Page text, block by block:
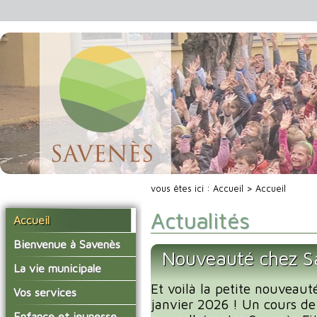
Accueil
Bienvenue à Savenès
Situer Savenès
Savenès en chiffre
L'histoire du village
La vie municipale
Vos élus
Les compte-rendus du
Vos services
La mairie
vous êtes ici : Accueil > Accueil
Actualités
Nouveauté chez
Et voilà la petite
janvier 2026 ! Un cours